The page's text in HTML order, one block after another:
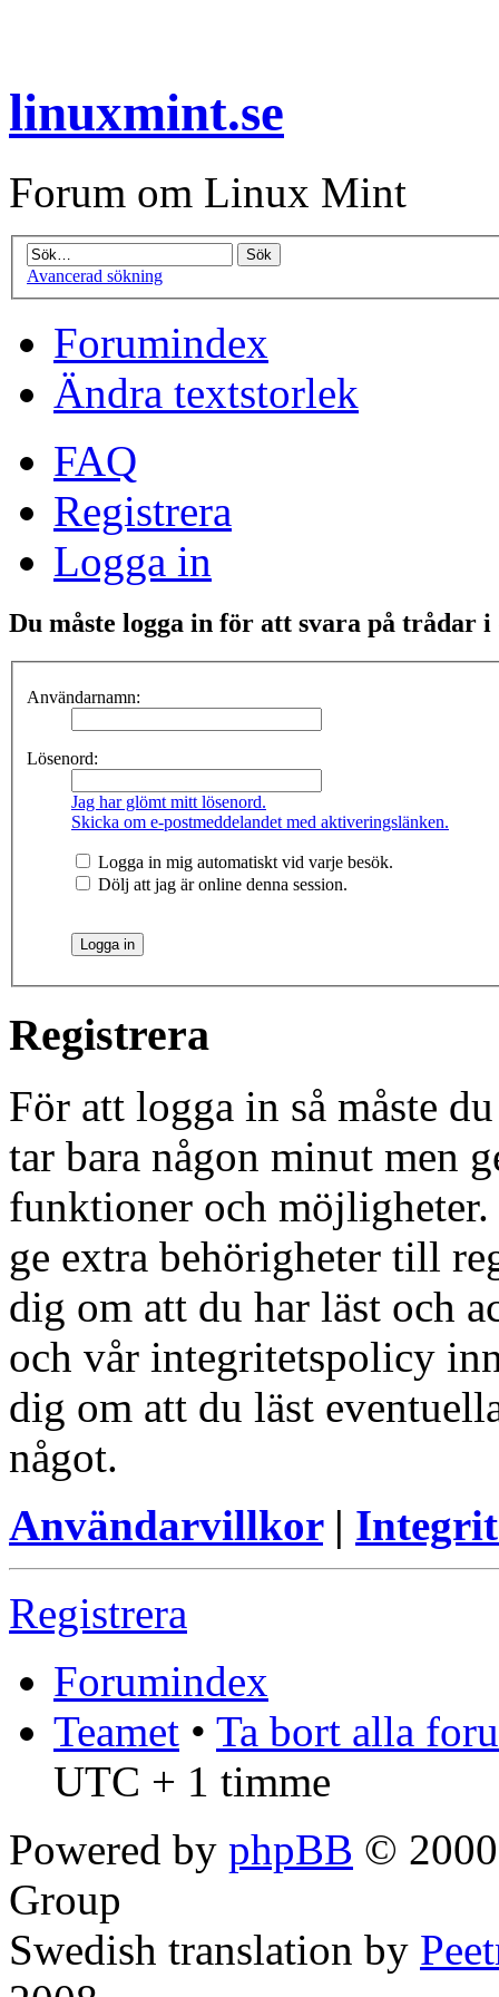
linuxmint.se
Forum om Linux Mint
Avancerad sökning
Forumindex
Ändra textstorlek
FAQ
Registrera
Logga in
Du måste logga in för att svara på trådar i
Användarnamn:
Lösenord:
Jag har glömt mitt lösenord.
Skicka om e-postmeddelandet med aktiveringslänken.
Logga in mig automatiskt vid varje besök.
Dölj att jag är online denna session.
Registrera
För att logga in så måste
tar bara någon minut men
funktioner och
ge extra behörigheter till
dig om att du har läst och
och vår integritetspolicy
dig om att du läst
något.
Användarvillkor|
Registrera
Forumindex
Teamet • Ta bort alla
UTC + 1 timme
Powered by phpBB ©
Group
Swedish translation by